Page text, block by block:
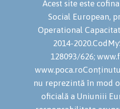
Acest site este
Social European,
Operational
2014-
128093/626;
nu reprezintă în mod
oficială a Uniuniii